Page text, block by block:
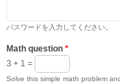
パスワードを入力してください。
Math question *
3 + 1 =
Solve this simple math problem